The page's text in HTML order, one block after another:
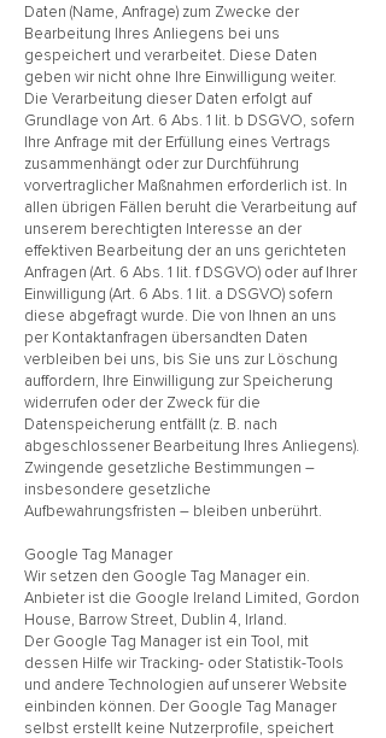
Daten (Name, Anfrage) zum Zwecke der
Bearbeitung Ihres Anliegens bei uns
gespeichert und verarbeitet. Diese Daten
geben wir nicht ohne Ihre Einwilligung weiter.
Die Verarbeitung dieser Daten erfolgt auf
Grundlage von Art. 6 Abs. 1 lit. b DSGVO, sofern
Ihre Anfrage mit der Erfüllung eines Vertrags
zusammenhängt oder zur Durchführung
vorvertraglicher Maßnahmen erforderlich ist. In
allen übrigen Fällen beruht die Verarbeitung auf
unserem berechtigten Interesse an der
effektiven Bearbeitung der an uns gerichteten
Anfragen (Art. 6 Abs. 1 lit. f DSGVO) oder auf Ihrer
Einwilligung (Art. 6 Abs. 1 lit. a DSGVO) sofern
diese abgefragt wurde. Die von Ihnen an uns
per Kontaktanfragen übersandten Daten
verbleiben bei uns, bis Sie uns zur Löschung
auffordern, Ihre Einwilligung zur Speicherung
widerrufen oder der Zweck für die
Datenspeicherung entfällt (z. B. nach
abgeschlossener Bearbeitung Ihres Anliegens).
Zwingende gesetzliche Bestimmungen –
insbesondere gesetzliche
Aufbewahrungsfristen – bleiben unberührt.
Google Tag Manager
Wir setzen den Google Tag Manager ein.
Anbieter ist die Google Ireland Limited, Gordon
House, Barrow Street, Dublin 4, Irland.
Der Google Tag Manager ist ein Tool, mit
dessen Hilfe wir Tracking- oder Statistik-Tools
und andere Technologien auf unserer Website
einbinden können. Der Google Tag Manager
selbst erstellt keine Nutzerprofile, speichert